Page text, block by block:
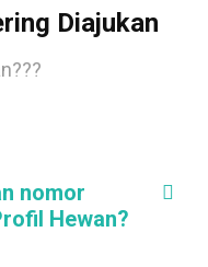
Diajukan
nomor
Hewan?